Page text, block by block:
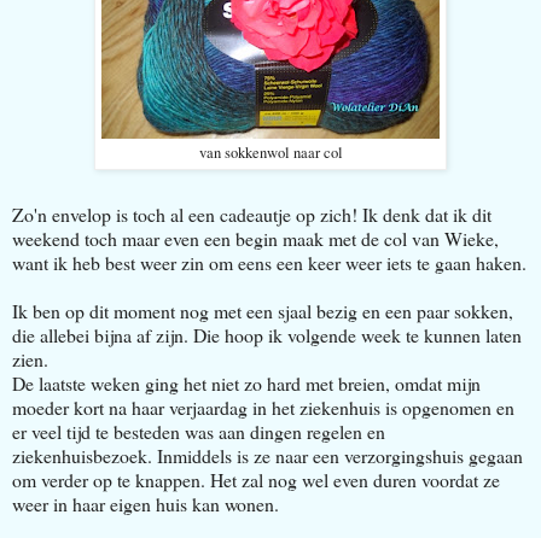
van sokkenwol naar col
Zo'n envelop is toch al een cadeautje op zich! Ik denk dat ik dit
weekend toch maar even een begin maak met de col van Wieke,
want ik heb best weer zin om eens een keer weer iets te gaan haken.
Ik ben op dit moment nog met een sjaal bezig en een paar sokken,
die allebei bijna af zijn. Die hoop ik volgende week te kunnen laten
zien.
De laatste weken ging het niet zo hard met breien, omdat mijn
moeder kort na haar verjaardag in het ziekenhuis is opgenomen en
er veel tijd te besteden was aan dingen regelen en
ziekenhuisbezoek. Inmiddels is ze naar een verzorgingshuis gegaan
om verder op te knappen. Het zal nog wel even duren voordat ze
weer in haar eigen huis kan wonen.